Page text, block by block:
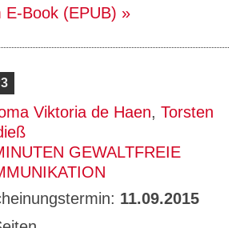
E-Book (EPUB)
Viktoria de Haen, Torsten
GEWALTFREIE
11.09.2015